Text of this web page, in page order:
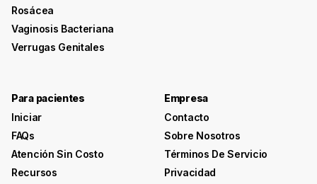
Rosácea
Vaginosis Bacteriana
Verrugas Genitales
Para pacientes
Iniciar
FAQs
Atención Sin Costo
Recursos
Empresa
Contacto
Sobre Nosotros
Términos De Servicio
Privacidad